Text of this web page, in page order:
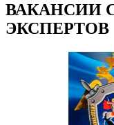
ВАКАНСИИ
ЭКСПЕРТОВ